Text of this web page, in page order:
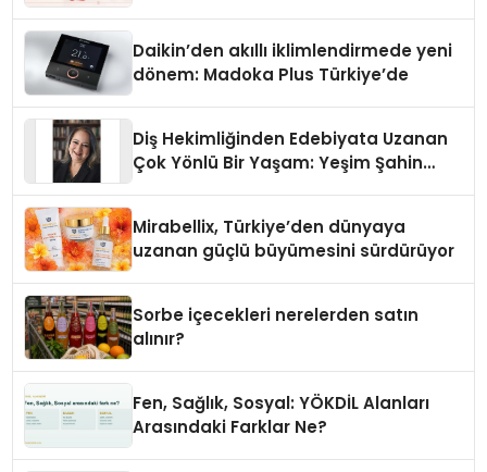
Daikin’den akıllı iklimlendirmede yeni
dönem: Madoka Plus Türkiye’de
Diş Hekimliğinden Edebiyata Uzanan
Çok Yönlü Bir Yaşam: Yeşim Şahin
Mirabellix, Türkiye’den dünyaya
uzanan güçlü büyümesini sürdürüyor
Sorbe içecekleri nerelerden satın
alınır?
Fen, Sağlık, Sosyal: YÖKDİL Alanları
Arasındaki Farklar Ne?